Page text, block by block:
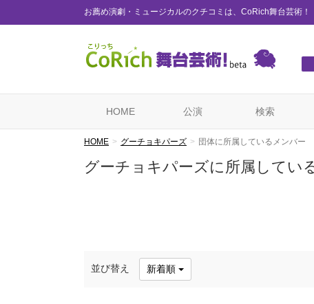
お薦め演劇・ミュージカルのクチコミは、CoRich舞台芸術！
HOME 公演 検索
HOME グーチョキパーズ 団体に所属しているメンバー
グーチョキパーズに所属してい
並び替え 新着順